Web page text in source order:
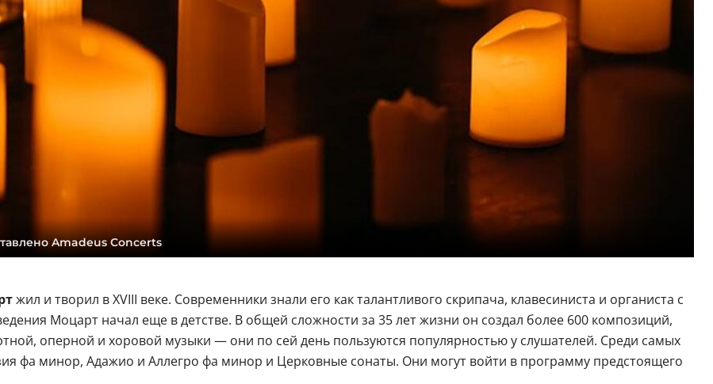
Amadeus Concerts
жил и творил в XVIII веке. Современники знали его как талантливого скрипача, клавесиниста и органиста с
Моцарт начал еще в детстве. В общей сложности за 35 лет жизни он создал более 600 композиций,
оперной и хоровой музыки — они по сей день пользуются популярностью у слушателей. Среди самых
фа минор, Адажио и Аллегро фа минор и Церковные сонаты. Они могут войти в программу предстоящего